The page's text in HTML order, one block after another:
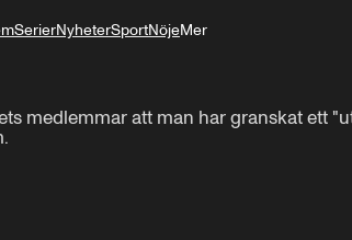
SerierNyheterSportNöjeMer
medlemmar att man har granskat ett